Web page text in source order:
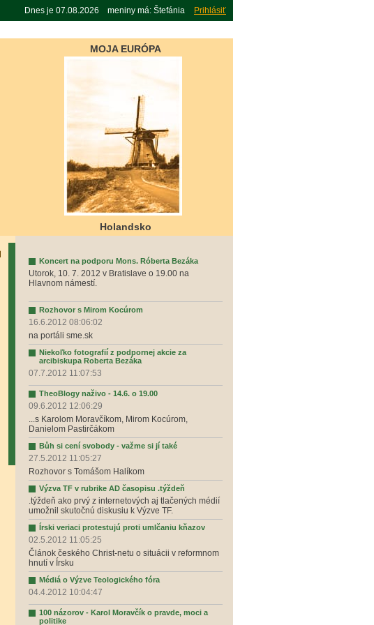
Dnes je 07.08.2026 meniny má: Štefánia Prihlásiť
MOJA EURÓPA
Holandsko
Koncert na podporu Mons. Róberta Bezáka
Utorok, 10. 7. 2012 v Bratislave o 19.00 na
Hlavnom námestí.
Rozhovor s Mirom Kocúrom
16.6.2012 08:06:02
na portáli sme.sk
Niekoľko fotografií z podpornej akcie za
arcibiskupa Roberta Bezáka
07.7.2012 11:07:53
TheoBlogy naživo - 14.6. o 19.00
09.6.2012 12:06:29
...s Karolom Moravčíkom, Mirom Kocúrom,
Danielom Pastirčákom
Bůh si cení svobody - važme si jí také
27.5.2012 11:05:27
Rozhovor s Tomášom Halíkom
Výzva TF v rubrike AD časopisu .týždeň
.týždeň ako prvý z internetových aj tlačených médií
umožnil skutočnú diskusiu k Výzve TF.
Írski veriaci protestujú proti umlčaniu kňazov
02.5.2012 11:05:25
Článok českého Christ-netu o situácii v reformnom
hnutí v Írsku
Médiá o Výzve Teologického fóra
04.4.2012 10:04:47
100 názorov - Karol Moravčík o pravde, moci a
politike